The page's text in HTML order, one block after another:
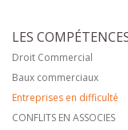
LES
Droit Commercial
Baux commerciaux
Entreprises en difficulté
CONFLITS EN ASSOCIES